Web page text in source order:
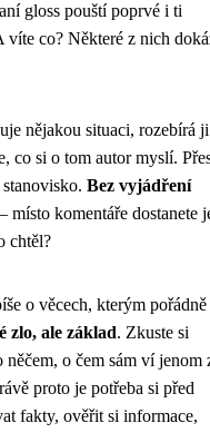
gloss pouští poprvé i ti
víte co? Některé z nich
nějakou situaci, rozebírá
co si o tom autor myslí.
Bez vyjádření
– místo komentáře dostanete
chtěl?
o věcech, kterým pořádně
zlo, ale základ. Zkuste si
něčem, o čem sám ví jenom
proto je potřeba si před
fakty, ověřit si informace,